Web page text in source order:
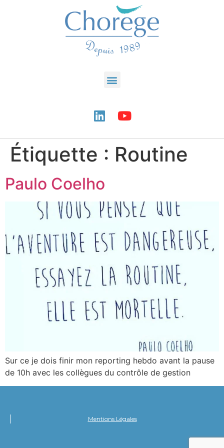
Étiquette : Routine
Paulo Coelho
Sur ce je dois finir mon reporting hebdo avant la pause
de 10h avec les collègues du contrôle de gestion
Mentions Légales